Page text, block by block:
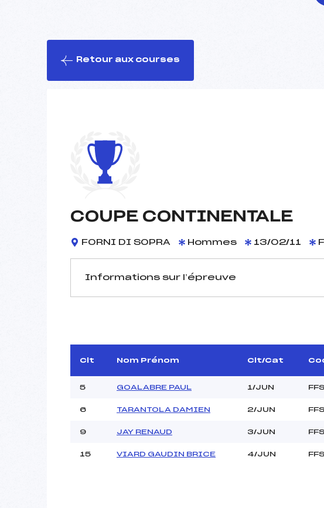
Retour aux courses
COUPE CONTINENTALE
FORNI DI SOPRA Hommes 13/02/11
Informations sur l’épreuve
D.T Adjoint :
Dir. Epreuve :
Pénalité appliquée :
Clt Nom Prénom Clt/Cat
5 GOALABRE PAUL 1/JUN
6 TARANTOLA DAMIEN 2/JUN
9 JAY RENAUD 3/JUN
15 VIARD GAUDIN BRICE 4/JUN